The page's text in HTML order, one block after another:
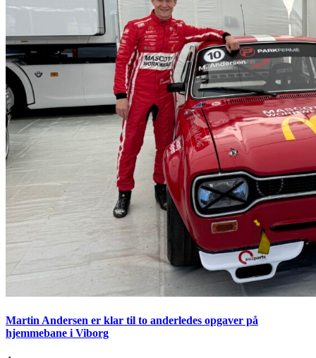
Martin Andersen er klar til to anderledes opgaver på
hjemmebane i Viborg